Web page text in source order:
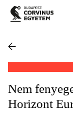
Nem
Horizont